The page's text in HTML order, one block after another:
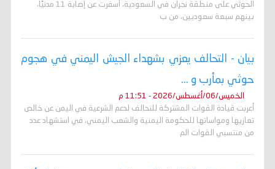
الحوثي على منطقة نجران في السعودية، أسفرت عن إصابة 11 مدنيًا،
بينهم سبعة سعوديين، من ب
بيان - التحالف يعزي بشهداء الجيش اليمني في هجوم
حوثي بمأرب و ...
الخميس/06/أغسطس/2026 - 11:51 م
أعربت قيادة القوات المشتركة للتحالف لدعم الشرعية في اليمن عن خالص
تعازيها ومواساتها للحكومة اليمنية والشعب اليمني، في استشهاد عدد
من منتسبي القوات الم